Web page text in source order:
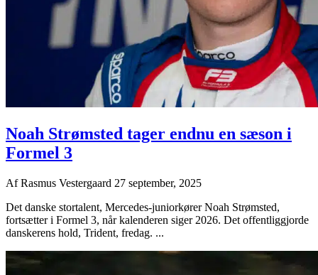
Noah Strømsted tager endnu en sæson i
Formel 3
AfRasmus Vestergaard 27 september, 2025
Det danske stortalent, Mercedes-juniorkører Noah Strømsted,
fortsætter i Formel 3, når kalenderen siger 2026. Det offentliggjorde
danskerens hold, Trident, fredag. ...